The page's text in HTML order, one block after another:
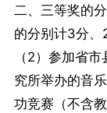
二、三等奖的
的分别计3分、
（2）参加省
究所举办的音
功竞赛（不含